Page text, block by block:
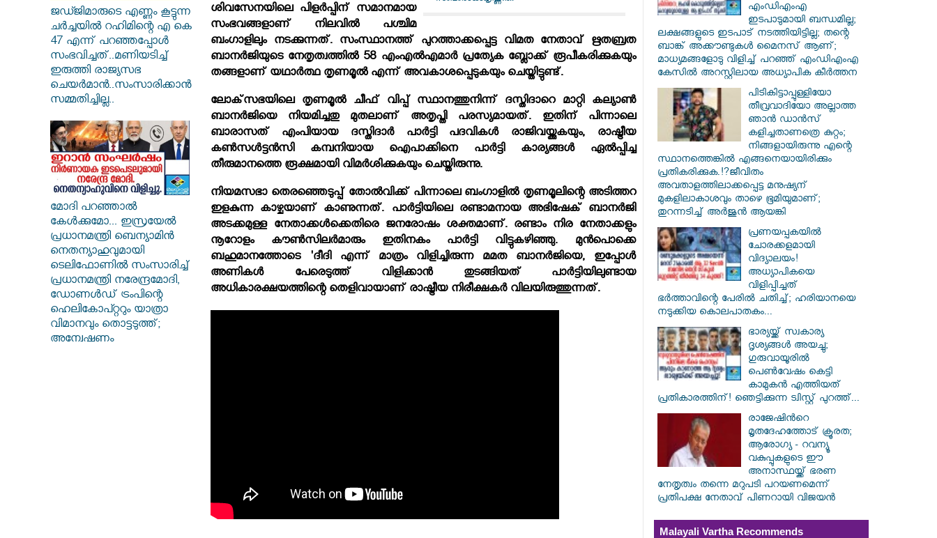
ജഡ്ജിമാരുടെ എണ്ണം കൂട്ടുന്ന
ചർച്ചയിൽ റഹിമിന്റെ എ കെ
47 എന്ന് പറഞ്ഞപ്പോൾ
സംഭവിച്ചത്..മണിയടിച്ച്
ഇരുത്തി രാജ്യസഭ
ചെയർമാൻ..സംസാരിക്കാൻ
സമ്മതിച്ചില്ല..
മോദി പറഞ്ഞാൽ
കേൾക്കുമോ... ഇസ്രയേൽ
പ്രധാനമന്ത്രി ബെന്യാമിൻ
നെതന്യാഹുവുമായി
ടെലിഫോണിൽ സംസാരിച്ച്
പ്രധാനമന്ത്രി നരേന്ദ്രമോദി,
ഡോണൾഡ് ട്രംപിന്റെ
ഹെലികോപ്റ്ററും യാത്രാ
വിമാനവും തൊട്ടടുത്ത്;
അന്വേഷണം
ശിവസേനയിലെ പിളര്‍പ്പിന് സമാനമായ
സംഭവങ്ങളാണ് നിലവില്‍ പശ്ചിമ
ബംഗാളിലും നടക്കുന്നത്. സംസ്ഥാനത്ത് പുറത്താക്കപ്പെട്ട വിമത നേതാവ് ഋതബ്രത
ബാനര്‍ജിയുടെ നേതൃത്വത്തില്‍ 58 എംഎല്‍എമാര്‍ പ്രത്യേക ബ്ലോക്ക് രൂപീകരിക്കുകയും
തങ്ങളാണ് യഥാര്‍ത്ഥ തൃണമൂല്‍ എന്ന് അവകാശപ്പെടുകയും ചെയ്തിട്ടുണ്ട്.
ലോക്‌സഭയിലെ തൃണമൂല്‍ ചീഫ് വിപ്പ് സ്ഥാനത്തുനിന്ന് ദസ്തിദാറെ മാറ്റി കല്യാണ്‍
ബാനര്‍ജിയെ നിയമിച്ചതു മുതലാണ് അതൃപ്തി പരസ്യമായത്. ഇതിന് പിന്നാലെ
ബാരാസത് എംപിയായ ദസ്തിദാര്‍ പാര്‍ട്ടി പദവികള്‍ രാജിവയ്ക്കുകയും, രാഷ്ട്രീയ
കണ്‍സള്‍ട്ടന്‍സി കമ്പനിയായ ഐപാക്കിനെ പാര്‍ട്ടി കാര്യങ്ങള്‍ ഏല്‍പ്പിച്ച
തീരുമാനത്തെ രൂക്ഷമായി വിമര്‍ശിക്കുകയും ചെയ്തിരുന്നു.
നിയമസഭാ തെരഞ്ഞെടുപ്പ് തോല്‍വിക്ക് പിന്നാലെ ബംഗാളില്‍ തൃണമൂലിന്റെ അടിത്തറ
ഇളകുന്ന കാഴ്ചയാണ് കാണുന്നത്. പാര്‍ട്ടിയിലെ രണ്ടാമനായ അഭിഷേക് ബാനര്‍ജി
അടക്കമുള്ള നേതാക്കള്‍ക്കെതിരെ ജനരോഷം ശക്തമാണ്. രണ്ടാം നിര നേതാക്കളും
നൂറോളം കൗണ്‍സിലര്‍മാരും ഇതിനകം പാര്‍ട്ടി വിട്ടുകഴിഞ്ഞു. മുന്‍പൊക്കെ
ബഹുമാനത്തോടെ 'ദീദി എന്ന് മാത്രം വിളിച്ചിരുന്ന മമത ബാനര്‍ജിയെ, ഇപ്പോള്‍
അണികള്‍ പേരെടുത്ത് വിളിക്കാന്‍ തുടങ്ങിയത് പാര്‍ട്ടിയിലുണ്ടായ
അധികാരക്ഷയത്തിന്റെ തെളിവായാണ് രാഷ്ട്രീയ നിരീക്ഷകര്‍ വിലയിരുത്തുന്നത്.
എംഡിഎംഎ
ഇടപാടുമായി ബന്ധമില്ല;
ലക്ഷങ്ങളുടെ ഇടപാട് നടത്തിയിട്ടില്ല; തന്റെ
ബാങ്ക് അക്കൗണ്ടുകൾ മൈനസ് ആണ്;
മാധ്യമങ്ങളോടു വിളിച്ച് പറഞ്ഞ് എംഡിഎംഎ
കേസിൽ അറസ്റ്റിലായ അധ്യാപിക കീർത്തന
പിടികിട്ടാപ്പുള്ളിയോ
തീവ്രവാദിയോ അല്ലാത്ത
ഞാൻ ഡാൻസ്
കളിച്ചതാണത്രെ കുറ്റം;
നിങ്ങളായിരുന്നു എന്റെ
സ്ഥാനത്തെങ്കിൽ എങ്ങനെയായിരിക്കും
പ്രതികരിക്കുക.!?ജീവിതം
അവതാളത്തിലാക്കപ്പെട്ട മനുഷ്യന്
മുകളിലാകാശവും താഴെ ഭൂമിയുമാണ്;
തുറന്നടിച്ച് അർജുൻ ആയങ്കി
പ്രണയപ്പകയിൽ
ചോരക്കളമായി
വിദ്യാലയം!
അധ്യാപികയെ
വിളിപ്പിച്ചത്
ഭർത്താവിന്റെ പേരിൽ ചതിച്ച്; ഹരിയാനയെ
നടുക്കിയ കൊലപാതകം...
ഭാര്യയ്ക്ക് സ്വകാര്യ
ദൃശ്യങ്ങൾ അയച്ചു;
ഗുരുവായൂരിൽ
പെൺവേഷം കെട്ടി
കാമുകൻ എത്തിയത്
പ്രതികാരത്തിന്! ഞെട്ടിക്കുന്ന ട്വിസ്റ്റ് പുറത്ത്...
രാജേഷിൻറെ
മൃതദേഹത്തോട് ക്രൂരത;
ആരോഗ്യ - റവന്യൂ
വകുപ്പുകളുടെ ഈ
അനാസ്ഥയ്ക്ക് ഭരണ
നേതൃത്വം തന്നെ മറുപടി പറയണമെന്ന്
പ്രതിപക്ഷ നേതാവ് പിണറായി വിജയൻ
Malayali Vartha Recommends